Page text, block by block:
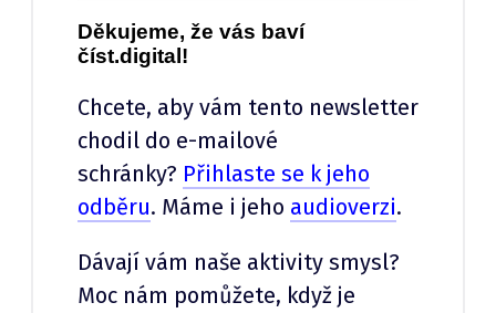
Děkujeme, že vás baví
číst.digital!
Chcete, aby vám tento newsletter
chodil do e-mailové
schránky? Přihlaste se k jeho
odběru. Máme i jeho audioverzi.
Dávají vám naše aktivity smysl?
Moc nám pomůžete, když je